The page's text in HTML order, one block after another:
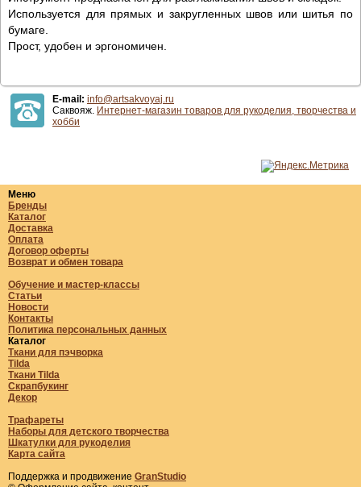
Используется для прямых и закругленных швов или шитья по
бумаге.
Прост, удобен и эргономичен.
E-mail: info@artsakvoyaj.ru
Саквояж. Интернет-магазин товаров для рукоделия, творчества и
хобби
Меню
Бренды
Каталог
Доставка
Оплата
Договор оферты
Возврат и обмен товара
Обучение и мастер-классы
Статьи
Новости
Контакты
Политика персональных данных
Каталог
Ткани для пэчворка
Tilda
Ткани Tilda
Скрапбукинг
Декор
Трафареты
Наборы для детского творчества
Шкатулки для рукоделия
Карта сайта
Поддержка и продвижение GranStudio